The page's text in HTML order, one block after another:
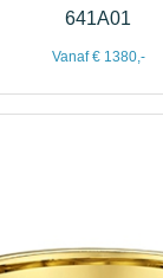
641A01
Vanaf € 1380,-